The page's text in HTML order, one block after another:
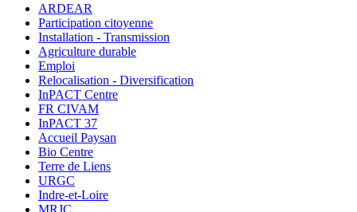
ARDEAR
Participation citoyenne
Installation - Transmission
Agriculture durable
Emploi
Relocalisation - Diversification
InPACT Centre
FR CIVAM
InPACT 37
Accueil Paysan
Bio Centre
Terre de Liens
URGC
Indre-et-Loire
MRJC